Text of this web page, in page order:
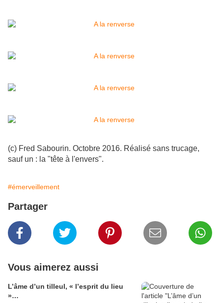
(c) Fred Sabourin. Octobre 2016. Réalisé sans trucage,
sauf un : la "tête à l'envers".
#émerveillement
Partager
Vous aimerez aussi
L’âme d’un tilleul, « l’esprit du lieu
»…